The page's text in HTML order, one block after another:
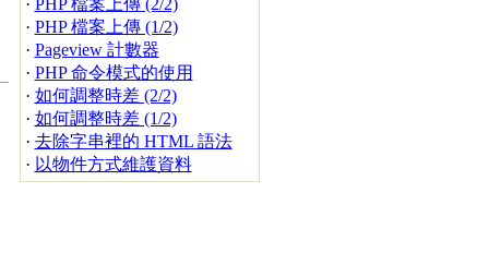
· PHP 檔案上傳 (2/2)
· PHP 檔案上傳 (1/2)
· Pageview 計數器
· PHP 命令模式的使用
· 如何調整時差 (2/2)
· 如何調整時差 (1/2)
· 去除字串裡的 HTML 語法
· 以物件方式維護資料